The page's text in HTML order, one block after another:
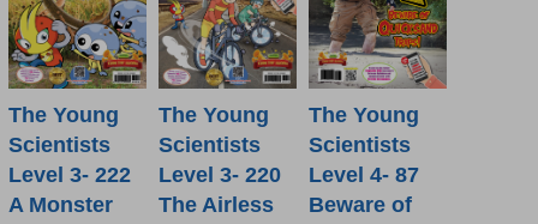
The Young
Scientists
Level 3- 222
A Monster
The Young
Scientists
Level 3- 220
The Airless
The Young
Scientists
Level 4- 87
Beware of